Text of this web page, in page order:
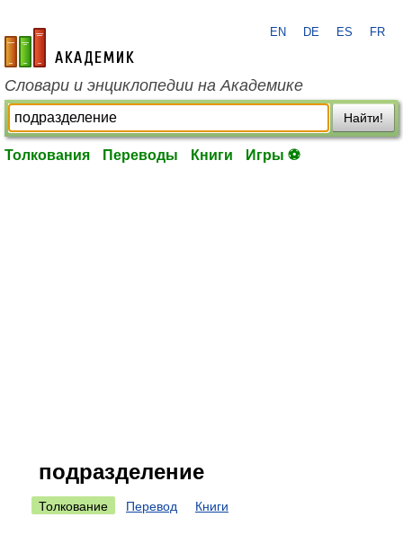
academic.ru
EN DE ES FR
Словари и энциклопедии на Академике
Найти!
Толкования Переводы Книги Игры ⚽
подразделение
Толкование Перевод Книги